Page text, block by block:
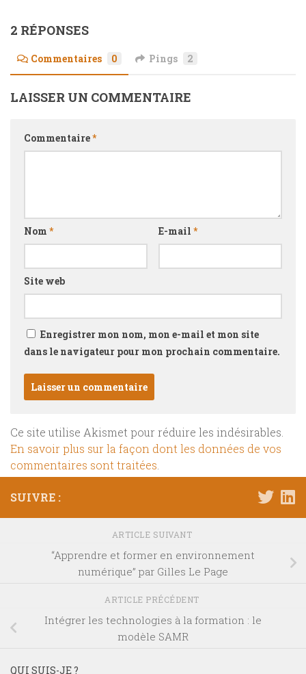
2 RÉPONSES
Commentaires 0 Pings 2
LAISSER UN COMMENTAIRE
Commentaire*
Nom * E-mail *
Site web
Enregistrer mon nom, mon e-mail et mon site
dans le navigateur pour mon prochain commentaire.
Ce site utilise Akismet pour réduire les indésirables.
En savoir plus sur la façon dont les données de vos
commentaires sont traitées
SUIVRE :
ARTICLE SUIVANT
“Apprendre et former en environnement
numérique” par Gilles Le Page
ARTICLE PRÉCÉDENT
Intégrer les technologies à la formation : le
modèle SAMR
QUI SUIS-JE ?